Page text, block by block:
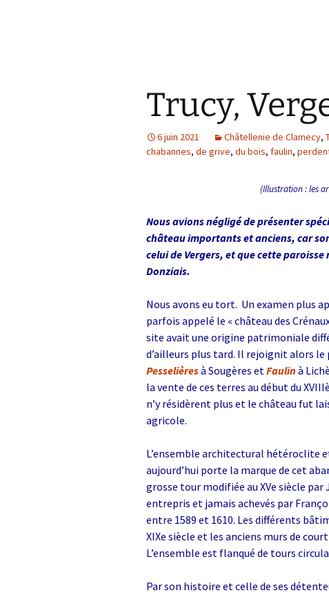
Trucy,
6 juin 2021 Châtellenie de Clamecy,
chabannes, de grive, du bois, faulin,
(Illustration : les
Nous avions négligé de présenter
château importants et anciens, car
celui de Vergers, et que cette
Donziais.
Nous avons eu tort. Un examen plus
parfois appelé le « château des
site avait une origine patrimoniale
d’ailleurs plus tard. Il rejoignit alors
Pesselièresà Sougères etFaulinà
la vente de ces terres au début du
n’y résidèrent plus et le château fut
agricole.
L’ensemble architectural hétéroclite
aujourd’hui porte la marque de cet
grosse tour modifiée au XVe siècle par
entrepris et jamais achevés par
entre 1589 et 1610. Les différents
XIXe siècle et les anciens murs de
L’ensemble est flanqué de tours
Par son histoire et celle de ses